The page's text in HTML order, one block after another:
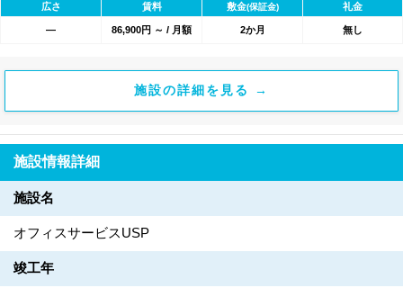
広さ 賃料 敷金(保証金) 礼金
― 86,900円 ～ / 月額 2か月 無し
施設の詳細を見る →
施設情報詳細
施設名
オフィスサービスUSP
竣工年